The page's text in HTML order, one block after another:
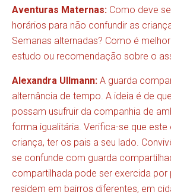
Aventuras Maternas: Como deve
horários para não confundir as
Semanas alternadas? Como é
estudo ou recomendação sobre o
Alexandra Ullmann: A guarda
alternância de tempo. A ideia é de
possam usufruir da companhia de
forma igualitária. Verifica-se que este
criança, ter os pais a seu lado.
se confunde com guarda
compartilhada pode ser exercida por
residem em bairros diferentes, em